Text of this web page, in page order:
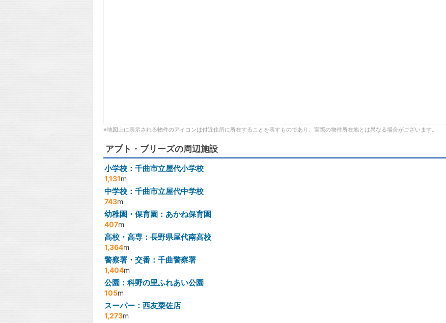
※地図上に表示される物件のアイコンは付近住所に所在することを表すものであり、実際の物件所在地とは異なる場合がございます。
アプト・ブリーズの周辺施設
小学校：千曲市立屋代小学校
1,131m
中学校：千曲市立屋代中学校
743m
幼稚園・保育園：あかね保育園
407m
高校・高専：長野県屋代南高校
1,364m
警察署・交番：千曲警察署
1,404m
公園：科野の里ふれあい公園
105m
スーパー：西友粟佐店
1,273m